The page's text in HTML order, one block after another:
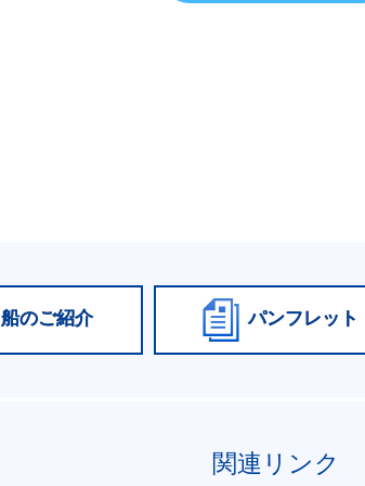
船のご紹介 パンフレット
関連リンク